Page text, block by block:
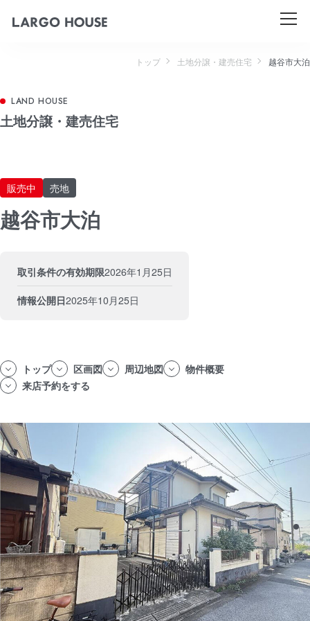
トップ 土地分譲・建売住宅 越谷市大泊
土地分譲・建売住宅
販売中 売地
越谷市大泊
取引条件の有効期限2026年1月25日
情報公開日2025年10月25日
トップ 区画図 周辺地図
物件概要
来店予約をする